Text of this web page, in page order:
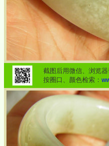
截图后用微信、浏览器
按圈口、颜色检索：